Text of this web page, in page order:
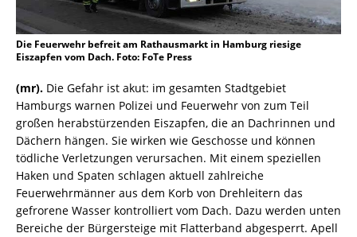
Die Feuerwehr befreit am Rathausmarkt in Hamburg riesige
Eiszapfen vom Dach. Foto: FoTe Press
(mr). Die Gefahr ist akut: im gesamten Stadtgebiet
Hamburgs warnen Polizei und Feuerwehr von zum Teil
großen herabstürzenden Eiszapfen, die an Dachrinnen und
Dächern hängen. Sie wirken wie Geschosse und können
tödliche Verletzungen verursachen. Mit einem speziellen
Haken und Spaten schlagen aktuell zahlreiche
Feuerwehrmänner aus dem Korb von Drehleitern das
gefrorene Wasser kontrolliert vom Dach. Dazu werden unten
Bereiche der Bürgersteige mit Flatterband abgesperrt. Apell